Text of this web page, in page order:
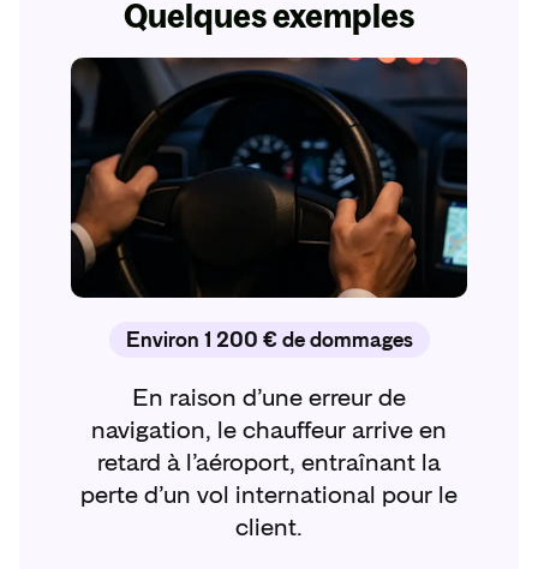
Quelques exemples
Environ 1 200 € de dommages
En raison d’une erreur de
navigation, le chauffeur arrive en
retard à l’aéroport, entraînant la
perte d’un vol international pour le
client.